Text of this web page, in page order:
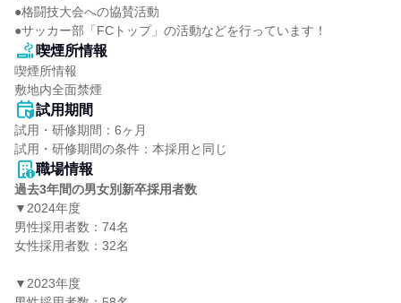
●格闘技大会への協賛活動
●サッカー部「FCトップ」の活動などを行っています！
喫煙所情報
喫煙所情報
敷地内全面禁煙
試用期間
試用・研修期間：6ヶ月
職場情報
過去3年間の男女別新卒採用者数
▼2024年度
男性採用者数：74名
女性採用者数：32名
▼2023年度